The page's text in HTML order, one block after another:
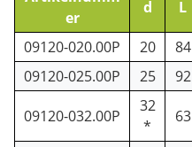
er
d L
09120-020.00P
20 84
09120-025.00P
25 92
09120-032.00P
32
*
63